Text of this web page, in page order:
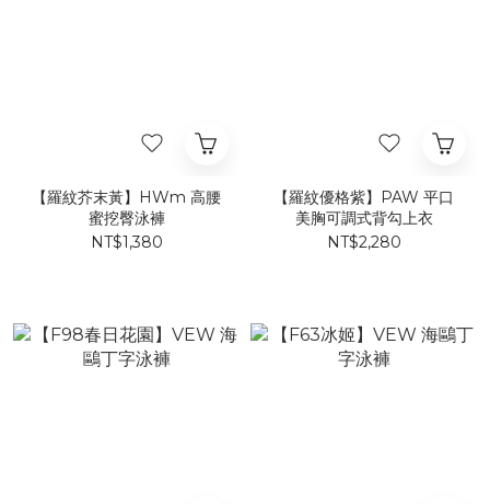
【羅紋芥末黃】HWm 高腰
蜜挖臀泳褲
NT$1,380
【羅紋優格紫】PAW 平口
美胸可調式背勾上衣
NT$2,280